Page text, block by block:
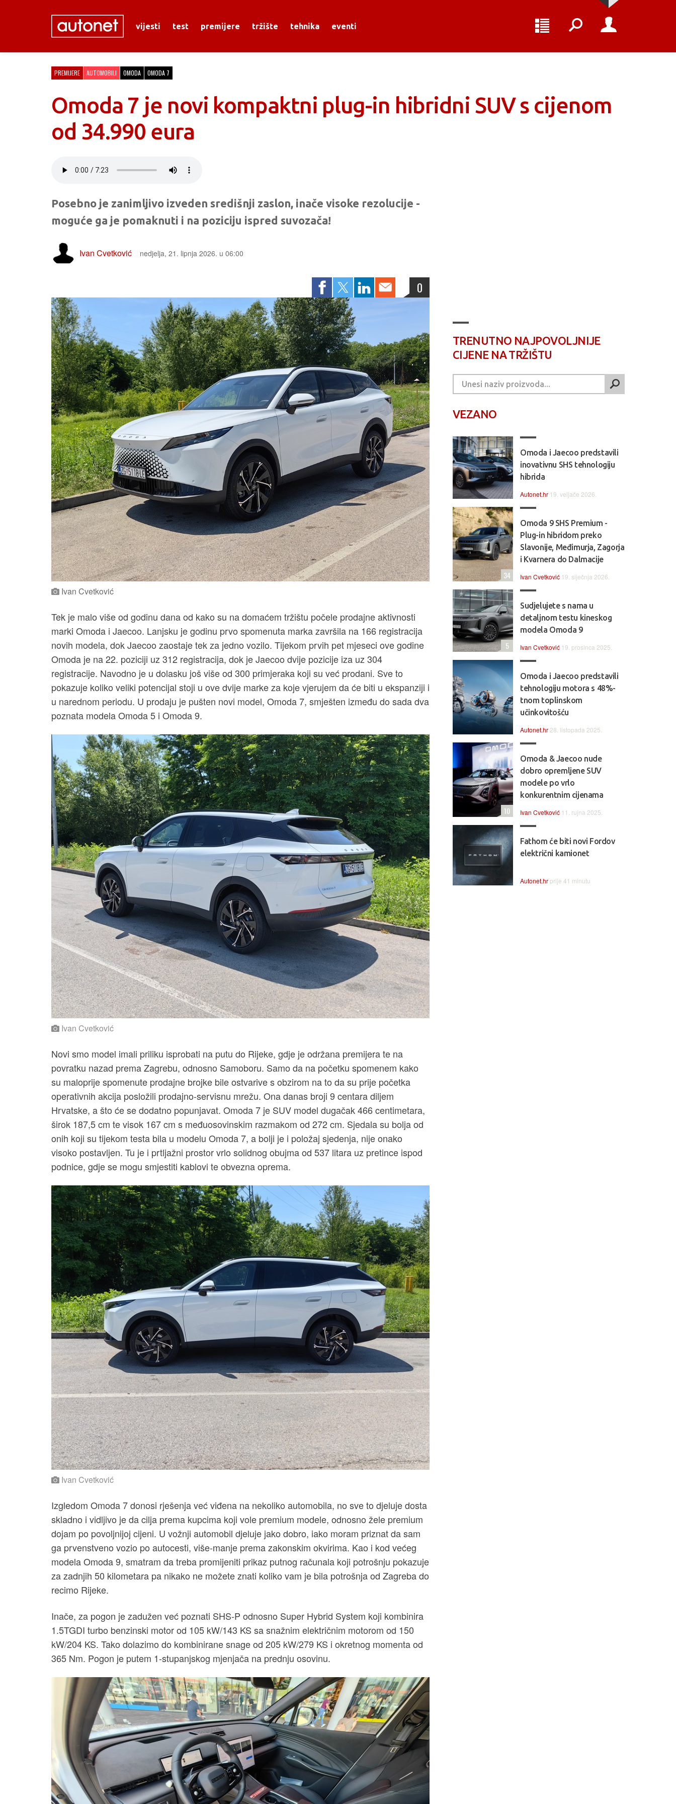
vijesti test premijere tržište tehnika eventi
PREMIJERE AUTOMOBILI OMODA OMODA 7
Omoda 7 je novi kompaktni plug-in hibridni SUV s cijenom
od 34.990 eura
Posebno je zanimljivo izveden središnji zaslon, inače visoke rezolucije -
moguće ga je pomaknuti i na poziciju ispred suvozača!
Ivan Cvetković nedjelja, 21. lipnja 2026. u 06:00
0
Ivan Cvetković
Tek je malo više od godinu dana od kako su na domaćem tržištu počele prodajne aktivnosti
marki Omoda i Jaecoo. Lanjsku je godinu prvo spomenuta marka završila na 166 registracija
novih modela, dok Jaecoo zaostaje tek za jedno vozilo. Tijekom prvih pet mjeseci ove godine
Omoda je na 22. poziciji uz 312 registracija, dok je Jaecoo dvije pozicije iza uz 304
registracije. Navodno je u dolasku još više od 300 primjeraka koji su već prodani. Sve to
pokazuje koliko veliki potencijal stoji u ove dvije marke za koje vjerujem da će biti u ekspanziji i
u narednom periodu. U prodaju je pušten novi model, Omoda 7, smješten između do sada dva
poznata modela Omoda 5 i Omoda 9.
Ivan Cvetković
Novi smo model imali priliku isprobati na putu do Rijeke, gdje je održana premijera te na
povratku nazad prema Zagrebu, odnosno Samoboru. Samo da na početku spomenem kako
su maloprije spomenute prodajne brojke bile ostvarive s obzirom na to da su prije početka
operativnih akcija posložili prodajno-servisnu mrežu. Ona danas broji 9 centara diljem
Hrvatske, a što će se dodatno popunjavat. Omoda 7 je SUV model dugačak 466 centimetara,
širok 187,5 cm te visok 167 cm s međuosovinskim razmakom od 272 cm. Sjedala su bolja od
onih koji su tijekom testa bila u modelu Omoda 7, a bolji je i položaj sjedenja, nije onako
visoko postavljen. Tu je i prtljažni prostor vrlo solidnog obujma od 537 litara uz pretince ispod
podnice, gdje se mogu smjestiti kablovi te obvezna oprema.
Ivan Cvetković
Izgledom Omoda 7 donosi rješenja već viđena na nekoliko automobila, no sve to djeluje dosta
skladno i vidljivo je da cilja prema kupcima koji vole premium modele, odnosno žele premium
dojam po povoljnijoj cijeni. U vožnji automobil djeluje jako dobro, iako moram priznat da sam
ga prvenstveno vozio po autocesti, više-manje prema zakonskim okvirima. Kao i kod većeg
modela Omoda 9, smatram da treba promijeniti prikaz putnog računala koji potrošnju pokazuje
za zadnjih 50 kilometara pa nikako ne možete znati koliko vam je bila potrošnja od Zagreba do
recimo Rijeke.
Inače, za pogon je zadužen već poznati SHS-P odnosno Super Hybrid System koji kombinira
1.5TGDI turbo benzinski motor od 105 kW/143 KS sa snažnim električnim motorom od 150
kW/204 KS. Tako dolazimo do kombinirane snage od 205 kW/279 KS i okretnog momenta od
365 Nm. Pogon je putem 1-stupanjskog mjenjača na prednju osovinu.
TRENUTNO NAJPOVOLJNIJE
CIJENE NA TRŽIŠTU
VEZANO
Omoda i Jaecoo predstavili
inovativnu SHS tehnologiju
hibrida
Autonet.hr 19. veljače 2026.
Omoda 9 SHS Premium -
Plug-in hibridom preko
Slavonije, Međimurja, Zagorja
i Kvarnera do Dalmacije
Ivan Cvetković 19. siječnja 2026.
34
Sudjelujete s nama u
detaljnom testu kineskog
modela Omoda 9
Ivan Cvetković 19. prosinca 2025.
5
Omoda i Jaecoo predstavili
tehnologiju motora s 48%-
tnom toplinskom
učinkovitošću
Autonet.hr 28. listopada 2025.
Omoda & Jaecoo nude
dobro opremljene SUV
modele po vrlo
konkurentnim cijenama
Ivan Cvetković 11. rujna 2025.
10
Fathom će biti novi Fordov
električni kamionet
Autonet.hr prije 41 minutu